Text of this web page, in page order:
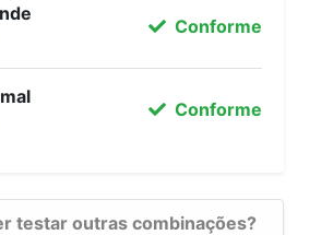
Conforme
Conforme
testar outras combinações?